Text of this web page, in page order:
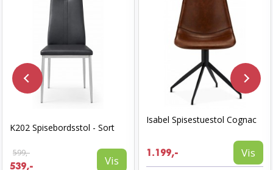
K202 Spisebordsstol - Sort
599,-
539,- Vis
Isabel Spisestuestol Cognac
1.199,- Vis